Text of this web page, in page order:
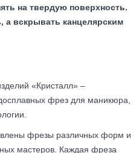
на твердую поверхность.
а вскрывать канцелярским
«Кристалл» –
фрез для маникюра,
фрезы различных форм и
мастеров. Каждая фреза